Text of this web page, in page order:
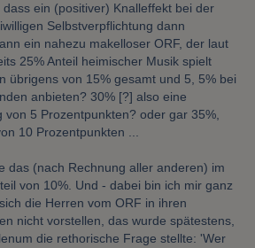
ein (positiver) Knalleffekt bei der
Selbstverpflichtung dann
ein nahezu makelloser ORF, der laut
25% Anteil heimischer Musik spielt
übrigens von 15% gesamt und 5, 5% bei
anbieten? 30% [?] also eine
von 5 Prozentpunkten? oder gar 35%,
10 Prozentpunkten ...
das (nach Rechnung aller anderen) im
von 10%. Und - dabei bin ich mir ganz
die Herren vom ORF in ihren
nicht vorstellen, das wurde spätestens,
die rethorische Frage stellte: 'Wer